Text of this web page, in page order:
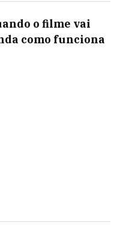
o filme vai
como funciona